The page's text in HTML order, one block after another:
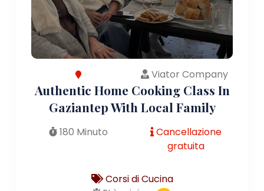
Viator Company
Authentic Home Cooking Class In
Gaziantep With Local Family
180 Minuto
Cancellazione
gratuita
Corsi di Cucina